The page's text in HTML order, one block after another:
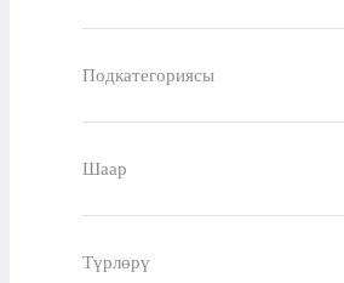
Подкатегориясы
Шаар
Түрлөрү